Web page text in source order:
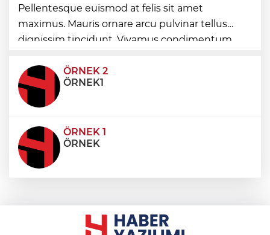
İstanbul Maltepe’de çocuklar kitapların
renkli dünyasında
Pellentesque euismod at felis sit amet
maximus. Mauris ornare arcu pulvinar tellus
dignissim tincidunt. Vivamus condimentum
condimentum eros et, faucibus sapien. Praese
ÖRNEK 2
ÖRNEK1
ÖRNEK 1
ÖRNEK